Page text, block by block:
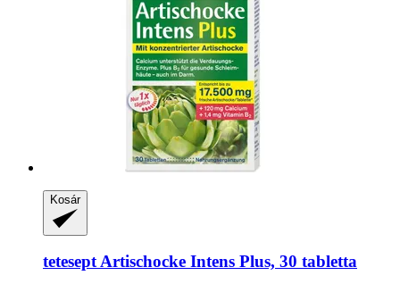
Kosár
teteseptArtischocke Intens Plus, 30 tabletta